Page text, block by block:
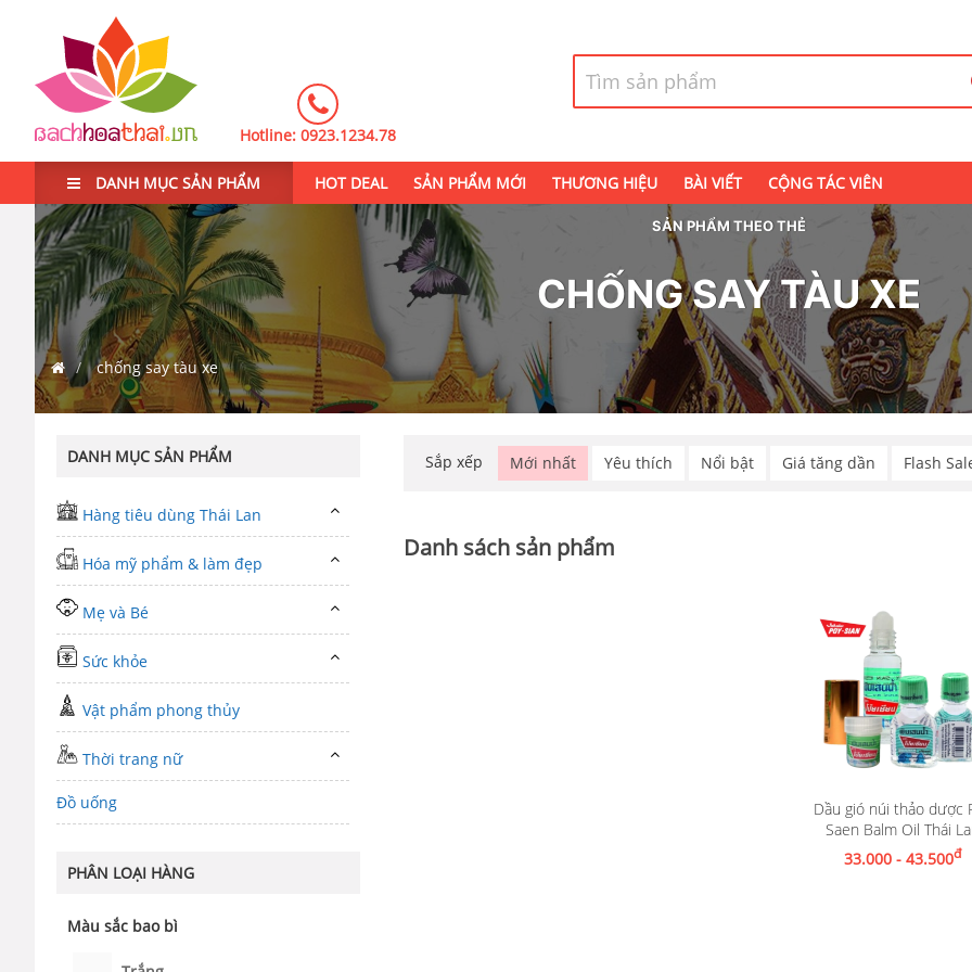
Hotline: 0923.1234.78
DANH MỤC SẢN PHẨM HOT DEAL SẢN PHẨM MỚI THƯƠNG HIỆU BÀI VIẾT CỘNG TÁC VIÊN
SẢN PHẨM THEO THẺ
CHỐNG SAY TÀU XE
chống say tàu xe
DANH MỤC SẢN PHẨM
Hàng tiêu dùng Thái Lan
Hóa mỹ phẩm & làm đẹp
Mẹ và Bé
Sức khỏe
Vật phẩm phong thủy
Thời trang nữ
Đồ uống
PHÂN LOẠI HÀNG
Màu sắc bao bì
Sắp xếp Mới nhất Yêu thích Nổi bật Giá tăng dần Flash
Danh sách sản phẩm
Dầu gió núi thảo dược
Saen Balm Oil Thái
33.000 - 43.500đ
Xem chi tiết